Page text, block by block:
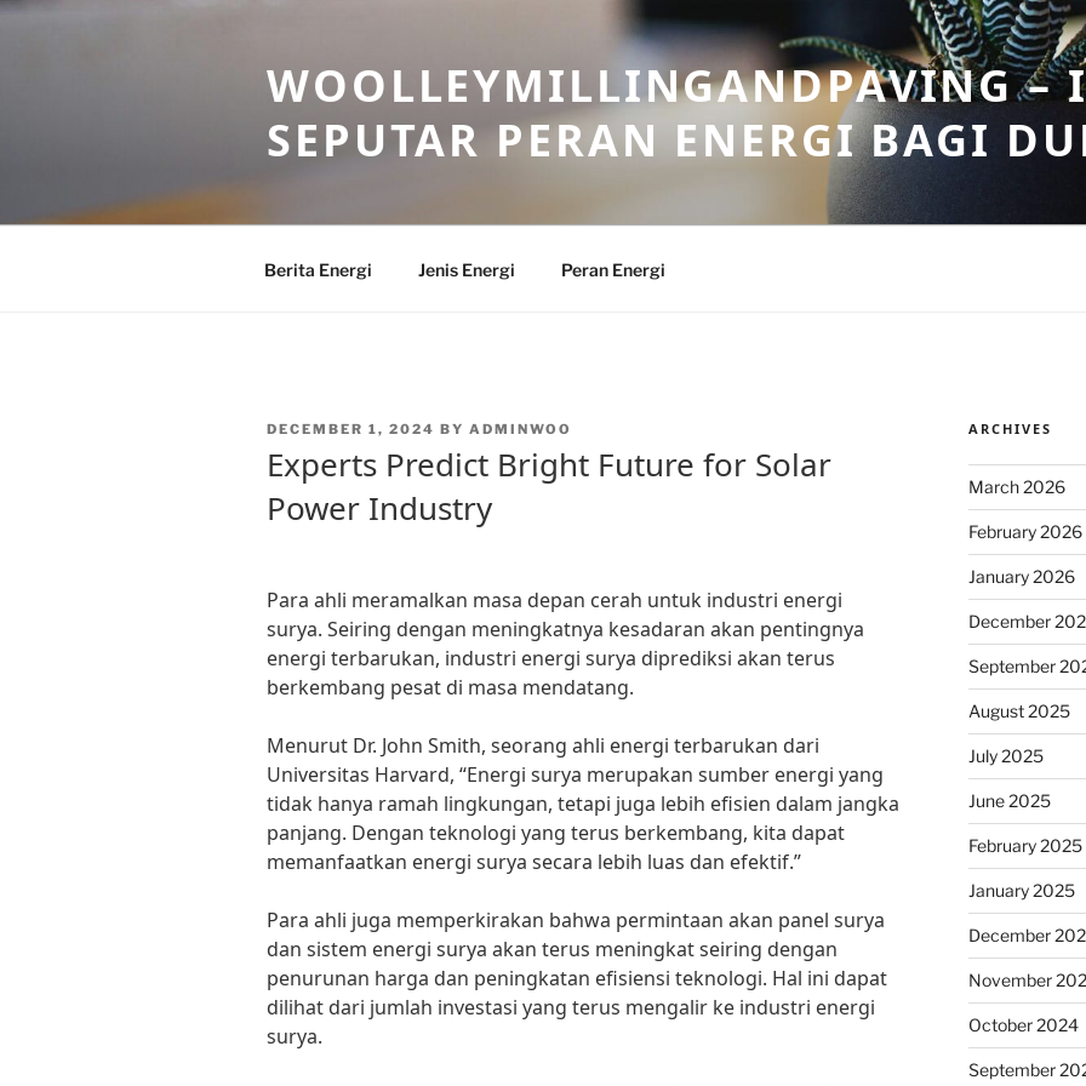
Skip
WOOLLEYMILLINGANDPAVING –
SEPUTAR PERAN ENERGI BAGI
Berita Energi Jenis Energi Peran Energi
POSTED
DECEMBER 1, 2024 BY ADMINWOO
Experts Predict Bright Future for Solar
Power Industry
Para ahli meramalkan masa depan cerah untuk industri energi
surya. Seiring dengan meningkatnya kesadaran akan pentingnya
energi terbarukan, industri energi surya diprediksi akan terus
berkembang pesat di masa mendatang.
Menurut Dr. John Smith, seorang ahli energi terbarukan dari
Universitas Harvard, “Energi surya merupakan sumber energi yang
tidak hanya ramah lingkungan, tetapi juga lebih efisien dalam jangka
panjang. Dengan teknologi yang terus berkembang, kita dapat
memanfaatkan energi surya secara lebih luas dan efektif.”
Para ahli juga memperkirakan bahwa permintaan akan panel surya
dan sistem energi surya akan terus meningkat seiring dengan
penurunan harga dan peningkatan efisiensi teknologi. Hal ini dapat
dilihat dari jumlah investasi yang terus mengalir ke industri energi
surya.
ARCHIVES
March 2026
February 2026
January 2026
December
September
August 2025
July 2025
June 2025
February 2025
January 2025
December
November
October 2024
September